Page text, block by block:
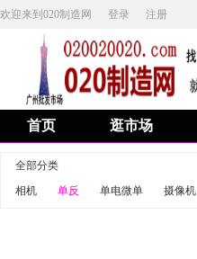
欢迎来到020制造网 登录 注册
首页 逛市场
全部分类
相机
单反 单电微单 摄像机